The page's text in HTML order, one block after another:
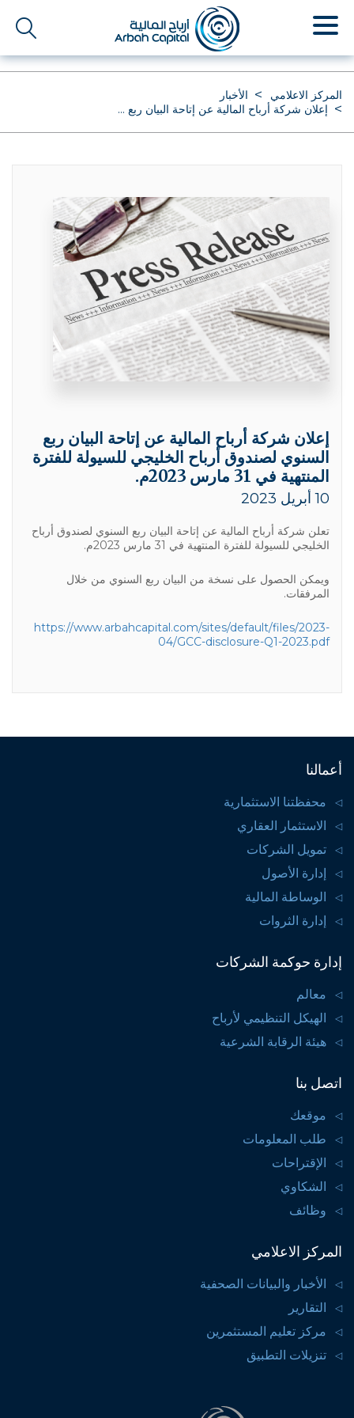
إلى
المحتوى
الرئيسي
المركز الاعلامي
الأخبار
إعلان شركة أرباح المالية عن إتاحة البيان ربع ...
إعلان شركة أرباح المالية عن إتاحة البيان ربع
السنوي لصندوق أرباح الخليجي للسيولة للفترة
المنتهية في 31 مارس 2023م.
10 أبريل 2023
تعلن شركة أرباح المالية عن إتاحة البيان ربع السنوي لصندوق أرباح
الخليجي للسيولة للفترة المنتهية في 31 مارس 2023م.
ويمكن الحصول على نسخة من البيان ربع السنوي من خلال
المرفقات.
https://www.arbahcapital.com/sites/default/files/2023-
04/GCC-disclosure-Q1-2023.pdf
أعمالنا
محفظتنا الاستثمارية
الاستثمار العقاري
تمويل الشركات
إدارة الأصول
الوساطة المالية
إدارة الثروات
إدارة حوكمة الشركات
معالم
الهيكل التنظيمي لأرباح
هيئة الرقابة الشرعية
اتصل بنا
موقعك
طلب المعلومات
الإقتراحات
الشكاوي
وظائف
المركز الاعلامي
الأخبار والبيانات الصحفية
التقارير
مركز تعليم المستثمرين
تنزيلات التطبيق